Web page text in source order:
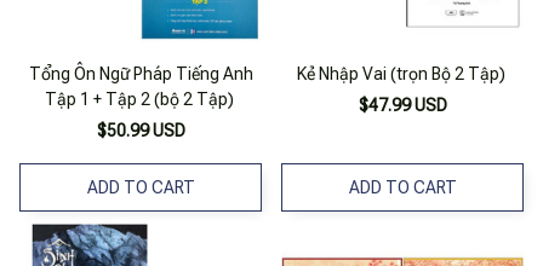
Tổng Ôn Ngữ Pháp Tiếng Anh
Tập 1 + Tập 2 (bộ 2 Tập)
$50.99 USD
ADD TO CART
Kẻ Nhập Vai (trọn Bộ 2 Tập)
$47.99 USD
ADD TO CART